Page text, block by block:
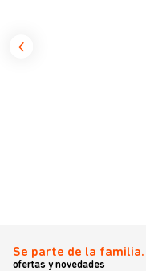
Se parte de la familia.
ofertas y novedades